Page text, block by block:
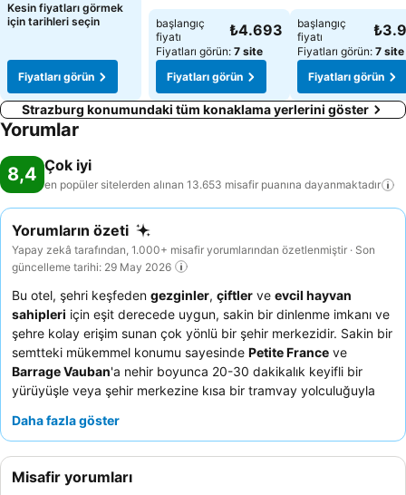
Kesin fiyatları görmek
için tarihleri seçin
Fiyatları görün
başlangıç
fiyatı
₺4.693
Fiyatları görün: 7 site
Fiyatları görün
başlangıç
fiyatı
Fiyatları görün: 7 site
Fiyatları görün
Strazburg konumundaki tüm konaklama yerlerini göster
Yorumlar
8,4 Çok iyi
en popüler sitelerden alınan 13.653 misafir puanına dayanmaktadır
Yorumların özeti
Yapay zekâ tarafından, 1.000+ misafir yorumlarından özetlenmiştir · Son
güncelleme tarihi: 29 May 2026
Bu otel, şehri keşfeden gezginler, çiftler ve evcil hayvan
sahipleri için eşit derecede uygun, sakin bir dinlenme imkanı ve
şehre kolay erişim sunan çok yönlü bir şehir merkezidir. Sakin bir
semtteki mükemmel konumu sayesinde Petite France ve
Barrage Vauban'a nehir boyunca 20-30 dakikalık keyifli bir
yürüyüşle veya şehir merkezine kısa bir tramvay yolculuğuyla
önemli bir avantaj olan geniş ve
ürünler sunan yüksek puanlı
övmektedir. Daha geniş bir deneyim için, yakın zamanda
Daha fazla göster
Misafir yorumları